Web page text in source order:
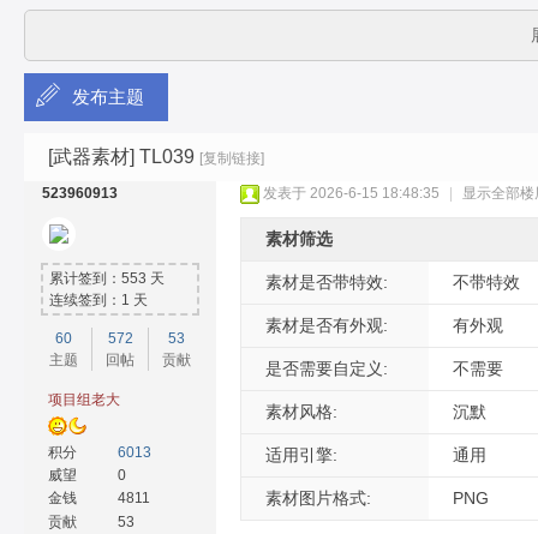
传
发布主题
[武器素材] TL039 [复制链接]
523960913
累计签到：553 天
连续签到：1 天
60
主题
572
回帖
53
贡献
项目组老大
积分
6013
威望
0
金钱
4811
贡献
53
发表于 2026-6-15 18:48:35 显示全部楼
素材筛选
素材是否带特效: 不带特效
素材是否有外观: 有外观
是否需要自定义: 不需要
素材风格: 沉默
适用引擎: 通用
素材图片格式: PNG